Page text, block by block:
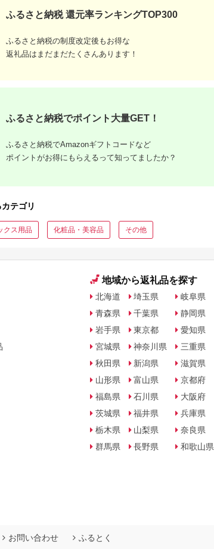
ふるさと納税 還元率ランキングTOP300
ふるさと納税の制度改定後もお得な
返礼品はまだまだたくさんあります！
ふるさと納税でポイント大量GET！
ふるさと納税でAmazonギフトコードなど
ポイントがお得にもらえるって知ってましたか？
テゴリ
クス用品 化粧品・美容品 その他
地域から返礼品を探す
北海道
青森県
岩手県
宮城県
秋田県
山形県
福島県
茨城県
栃木県
群馬県
埼玉県
千葉県
東京都
神奈川県
新潟県
富山県
石川県
福井県
山梨県
長野県
岐阜県
静岡県
愛知県
三重県
滋賀県
京都府
大阪府
兵庫県
奈良県
和歌山県
お問い合わせ ふるとく